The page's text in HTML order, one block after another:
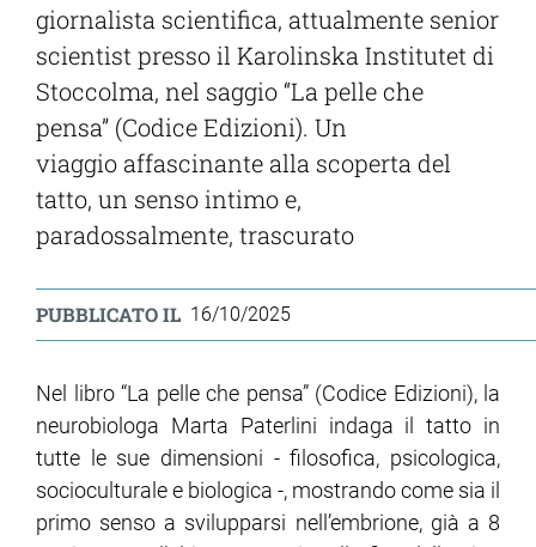
giornalista scientifica, attualmente senior
scientist presso il Karolinska Institutet di
Stoccolma, nel saggio “La pelle che
pensa” (Codice Edizioni). Un
viaggio affascinante alla scoperta del
tatto, un senso intimo e,
paradossalmente, trascurato
PUBBLICATO IL 16/10/2025
Nel libro “La pelle che pensa” (Codice Edizioni), la
neurobiologa Marta Paterlini indaga il tatto in
tutte le sue dimensioni - filosofica, psicologica,
socioculturale e biologica -, mostrando come sia il
primo senso a svilupparsi nell’embrione, già a 8